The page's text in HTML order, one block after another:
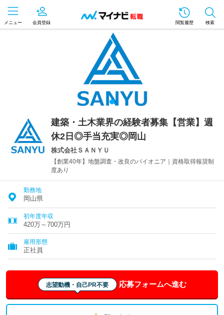
メニュー 会員登録 閲覧履歴 検索
建築・土木業界の経験者募集【営業】週
休2日◎手当充実◎岡山
株式会社ＳＡＮＹＵ
【創業40年】地盤調査・改良のパイオニア｜資格取得報奨制
度あり
勤務地
岡山県
初年度年収
420万～700万円
雇用形態
正社員
志望動機・自己PR不要 応募フォームへ進む